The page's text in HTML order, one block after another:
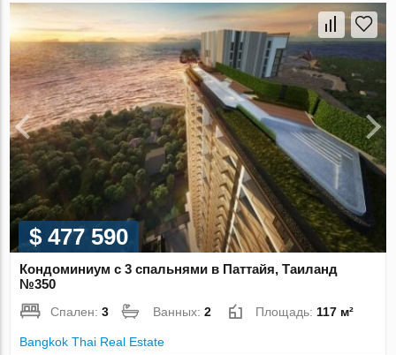
$ 477 590
Кондоминиум с 3 спальнями в Паттайя, Таиланд
№350
Спален:3 Ванных:2 Площадь:117 м²
Bangkok Thai Real Estate